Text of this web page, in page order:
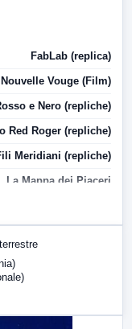
FabLab (replica)
Nouvelle Vouge (Film)
e Nero (repliche)
Red Roger (repliche)
Meridiani (repliche)
La Mappa dei Piaceri
LabNews (replica)